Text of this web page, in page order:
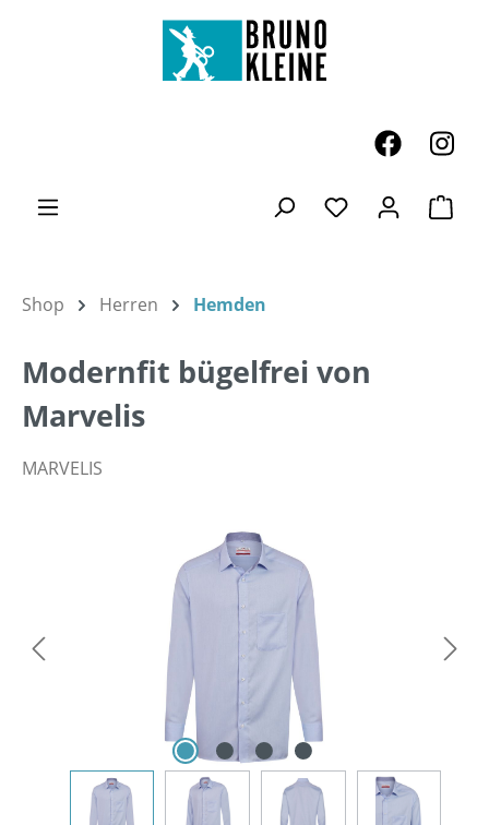
Zum Hauptinhalt springen
Du hast 0
Shop Herren Hemden
Modernfit bügelfrei von
Marvelis
MARVELIS
Bildergalerie überspringen